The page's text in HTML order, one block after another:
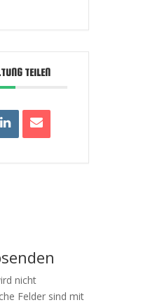
TEILEN
nicht
Felder sind mit